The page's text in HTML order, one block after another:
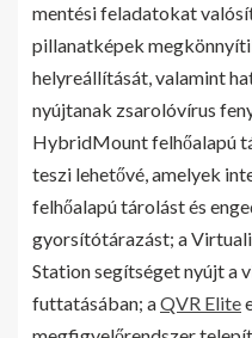
mentési feladatokat
pillanatképek
helyreállítását, valamint
nyújtanak zsarolóvírus
HybridMount felhőalapú
teszi lehetővé, amelyek
felhőalapú tárolást és
gyorsítótárazást; a
Station segítséget nyújt a
futtatásában; aQVR Elite